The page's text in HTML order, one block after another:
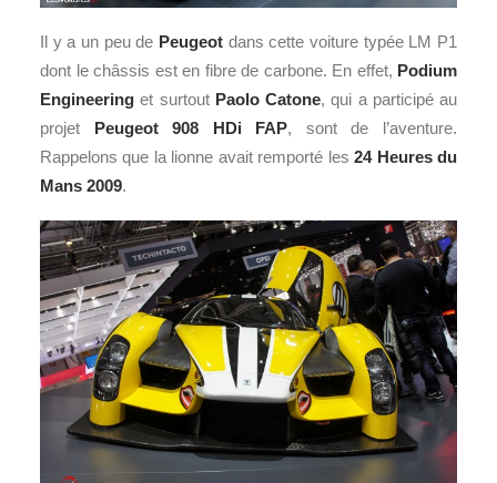
Il y a un peu de Peugeot dans cette voiture typée LM P1
dont le châssis est en fibre de carbone. En effet, Podium
Engineering et surtout Paolo Catone, qui a participé au
projet Peugeot 908 HDi FAP, sont de l’aventure.
Rappelons que la lionne avait remporté les24 Heures du
Mans 2009.